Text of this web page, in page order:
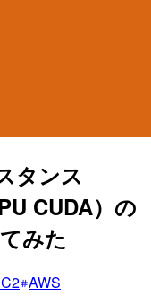
タンス
CUDA）の
みた
AWS